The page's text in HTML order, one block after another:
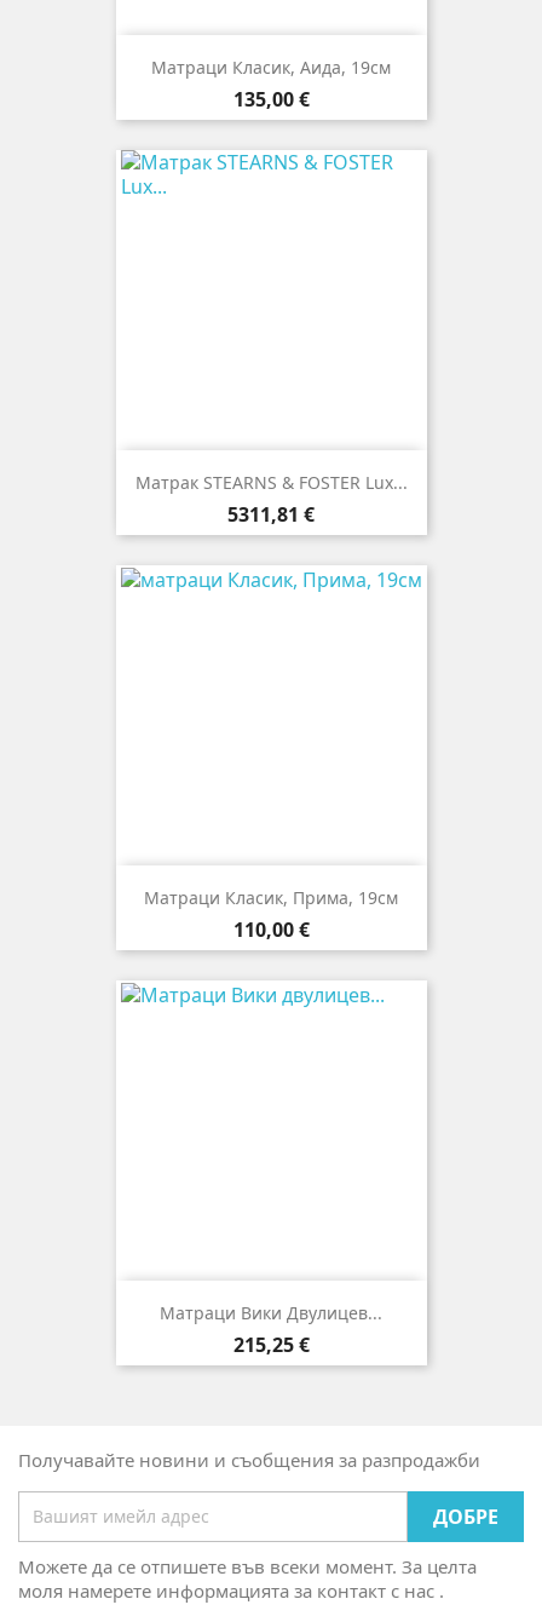
Матраци Класик, Аида, 19см
Цена
135,00 €
Матрак STEARNS & FOSTER Lux...
Цена
5311,81 €
Матраци Класик, Прима, 19см
Цена
110,00 €
Матраци Вики Двулицев...
Цена
215,25 €
Получавайте новини и съобщения за разпродажби
Можете да се отпишете във всеки момент. За целта
моля намерете информацията за контакт с нас .